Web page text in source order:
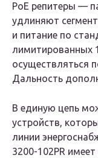
РоЕ репитеры —
удлиняют
и питание по
лимитированных
осуществляться
Дальность
В единую цепь
устройств,
линии
3200-102PR